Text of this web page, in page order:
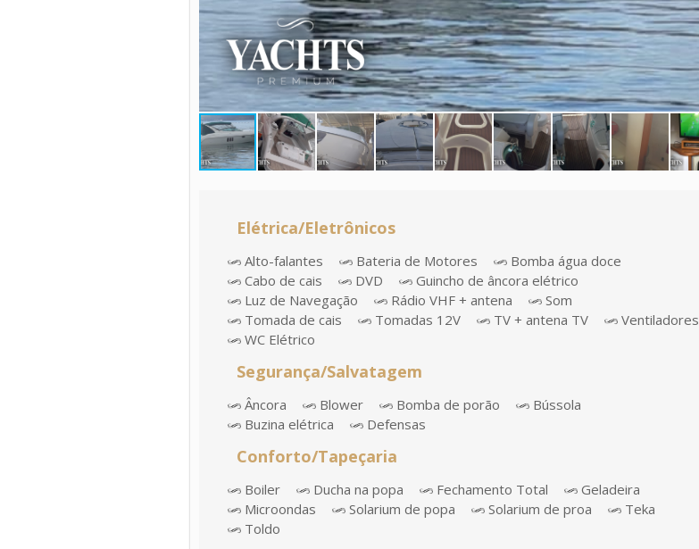
Elétrica/Eletrônicos
Alto-falantes Bateria de Motores
Bomba água doce
Cabo de cais
DVD
Guincho de âncora elétrico
Luz de Navegação
Rádio VHF + antena
Som
Tomada de cais
Tomadas 12V TV + antena TV
Ventiladores
WC Elétrico
Segurança/Salvatagem
Âncora Blower Bomba de porão
Bússola
Buzina elétrica
Defensas
Conforto/Tapeçaria
Boiler Ducha na popa Fechamento Total
Geladeira
Microondas
Solarium de popa Solarium de proa
Teka
Toldo